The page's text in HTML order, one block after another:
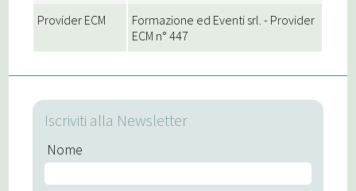
Provider ECM
Formazione ed Eventi srl. - Provider
ECM n° 447
Iscriviti alla Newsletter
Nome